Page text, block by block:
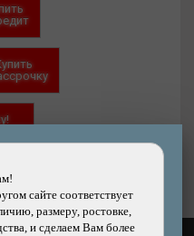
сайте соответствует
размеру, ростовке,
и сделаем Вам более